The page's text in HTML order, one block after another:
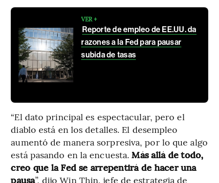
VER +
Reporte de empleo de EE.UU. da
razones a la Fed para pausar
subida de tasas
“El dato principal es espectacular, pero el
diablo está en los detalles. El desempleo
aumentó de manera sorpresiva, por lo que algo
está pasando en la encuesta. Más allá de todo,
creo que la Fed se arrepentirá de hacer una
pausa”, dijo Win Thin, jefe de estrategia de